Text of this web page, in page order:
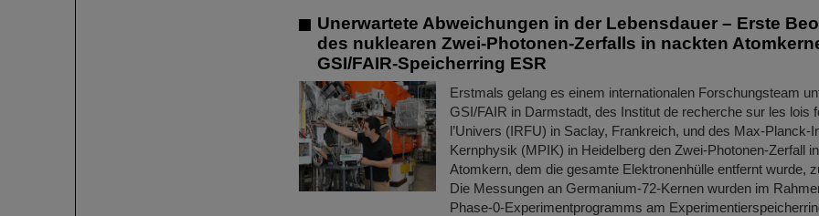
Unerwartete Abweichungen in der Lebensdauer – Erste
des nuklearen Zwei-Photonen-Zerfalls in nackten
GSI/FAIR-Speicherring ESR
Erstmals gelang es einem internationalen Forschungsteam
GSI/FAIR in Darmstadt, des Institut de recherche sur les lois
l’Univers (IRFU) in Saclay, Frankreich, und des Max-Planck-
Kernphysik (MPIK) in Heidelberg den Zwei-Photonen-Zerfall
Atomkern, dem die gesamte Elektronenhülle entfernt wurde,
Die Messungen an Germanium-72-Kernen wurden im
Phase-0-Experimentprogramms am